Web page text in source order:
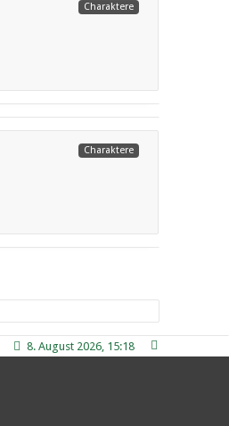
Charaktere
Charaktere
8. August 2026, 15:18